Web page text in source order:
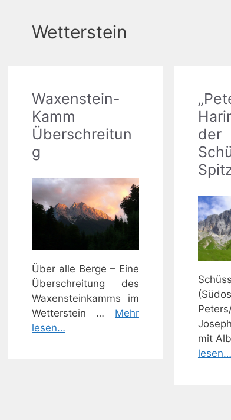
Wetterstein
Waxenstein-
Kamm
Überschreitun
g
Über alle Berge – Eine
Überschreitung des
Waxensteinkamms im
Wetterstein … Mehr
lesen…
der
mit
lesen…